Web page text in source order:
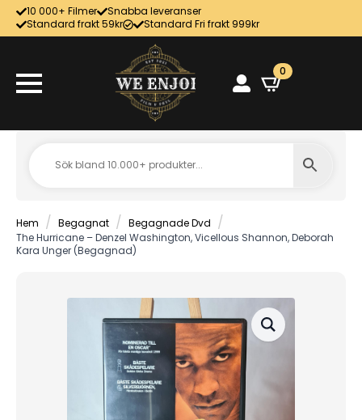
10 000+ Filmer
Snabba leveranser
Standard frakt 59kr
Standard Fri frakt 999kr
0
Hem Begagnat
Begagnade Dvd
The Hurricane – Denzel Washington, Vicellous Shannon, Deborah
Kara Unger (Begagnad)